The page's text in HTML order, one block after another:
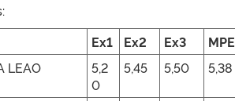
Ex1 Ex2 Ex3
MPE
LEAO
5,2
0
5,45 5,50 5,38